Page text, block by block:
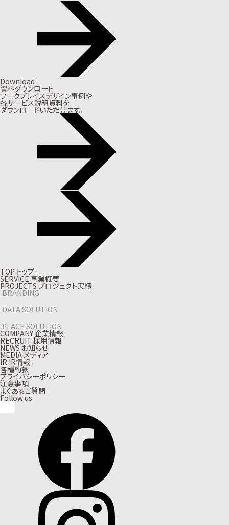
Download
資料ダウンロード
ワークプレイスデザイン事例や
各サービス説明資料を
ダウンロードいただけます。
TOP トップ
SERVICE 事業概要
PROJECTS プロジェクト実績
BRANDING
DATA SOLUTION
PLACE SOLUTION
COMPANY企業情報
RECRUIT 採用情報
NEWS お知らせ
MEDIA メディア
IR IR情報
各種約款
プライバシーポリシー
注意事項
よくあるご質問
Follow us